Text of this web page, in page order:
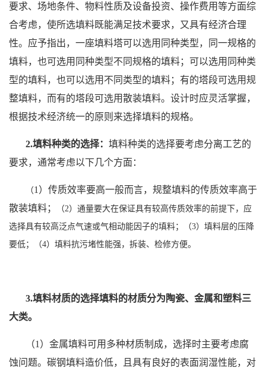
要求、场地条件、物料性质及设备投资、操作费用等方面综
合考虑，使所选填料既能满足技术要求，又具有经济合理
性。应予指出，一座填料塔可以选用同种类型，同一规格的
填料，也可选用同种类型不同规格的填料；可以选用同种类
型的填料，也可以选用不同类型的填料；有的塔段可选用规
整填料，而有的塔段可选用散装填料。设计时应灵活掌握，
根据技术经济统一的原则来选择填料的规格。
2.填料种类的选择： 填料种类的选择要考虑分离工艺的
要求，通常考虑以下几个方面：
（1）传质效率要高一般而言，规整填料的传质效率高于
散装填料；
（2）通量要大在保证具有较高传质效率的前提下，应
选择具有较高泛点气速或气相动能因子的填料；
（3）填料层的压降
要低；
（4）填料抗污堵性能强，拆装、检修方便。
3.填料材质的选择填料的材质分为陶瓷、金属和塑料三
大类。
（1）金属填料可用多种材质制成，选择时主要考虑腐
蚀问题。碳钢填料造价低，且具有良好的表面润湿性能，对